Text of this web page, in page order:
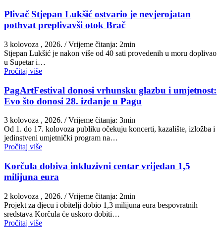
Plivač Stjepan Lukšić ostvario je nevjerojatan
pothvat preplivavši otok Brač
3 kolovoza , 2026. / Vrijeme čitanja: 2min
St​jepan Lukšić je nakon više od 40 sati provedenih u moru doplivao
u Supetar i…
Pročitaj više
PagArtFestival donosi vrhunsku glazbu i umjetnost:
Evo što donosi 28. izdanje u Pagu
3 kolovoza , 2026. / Vrijeme čitanja: 3min
Od 1. do 17. kolovoza publiku očekuju koncerti, kazalište, izložba i
jedinstveni umjetnički program na…
Pročitaj više
Korčula dobiva inkluzivni centar vrijedan 1,5
milijuna eura
2 kolovoza , 2026. / Vrijeme čitanja: 2min
Projekt za djecu i obitelji dobio 1,3 milijuna eura bespovratnih
sredstava Korčula će uskoro dobiti…
Pročitaj više